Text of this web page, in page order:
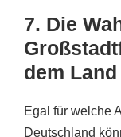
7. Die
dem Land
Egal für welche
Deutschland